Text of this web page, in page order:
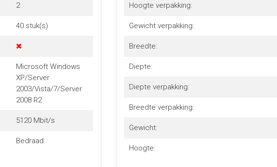
Female
Female
2
40 stuk(s)
Microsoft Windows
XP/Server
2003/Vista/7/Server
2008 R2
5120 Mbit/s
Bedraad
Hoogte verpakking:
Gewicht verpakking:
Breedte:
Diepte:
Diepte verpakking:
Breedte verpakking:
Gewicht:
Hoogte: